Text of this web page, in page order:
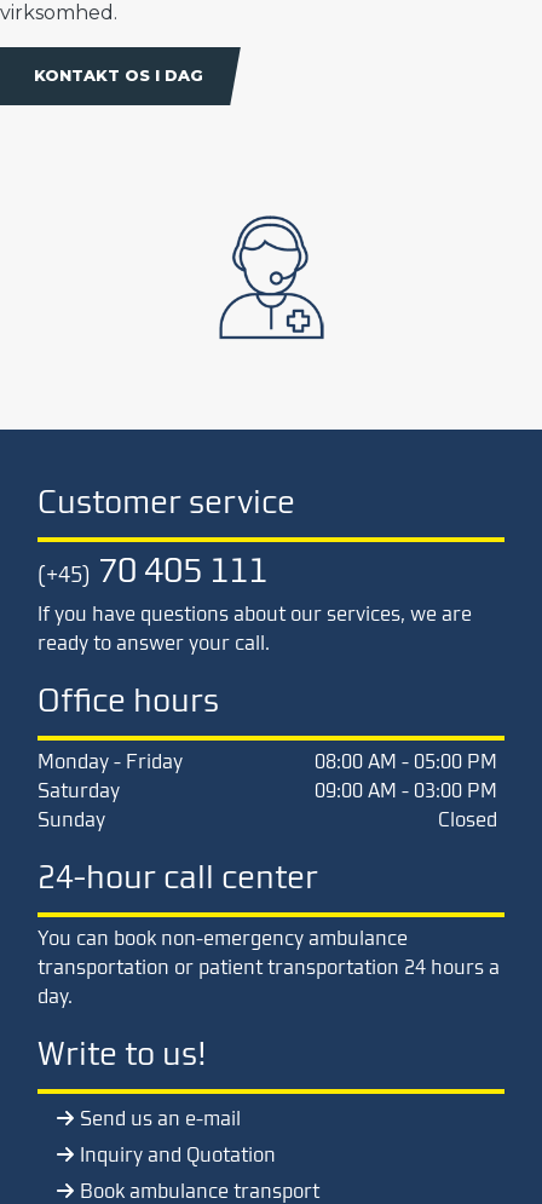
virksomhed.
KONTAKT OS I DAG
Customer service
(+45) 70 405 111
If you have questions about our services, we are
ready to answer your call.
Office hours
Monday - Friday
08:00 AM - 05:00 PM
Saturday
09:00 AM - 03:00 PM
Sunday
Closed
24-hour call center
You can book non-emergency ambulance
transportation or patient transportation 24 hours a
day.
Write to us!
Send us an e-mail
Inquiry and Quotation
Book ambulance transport